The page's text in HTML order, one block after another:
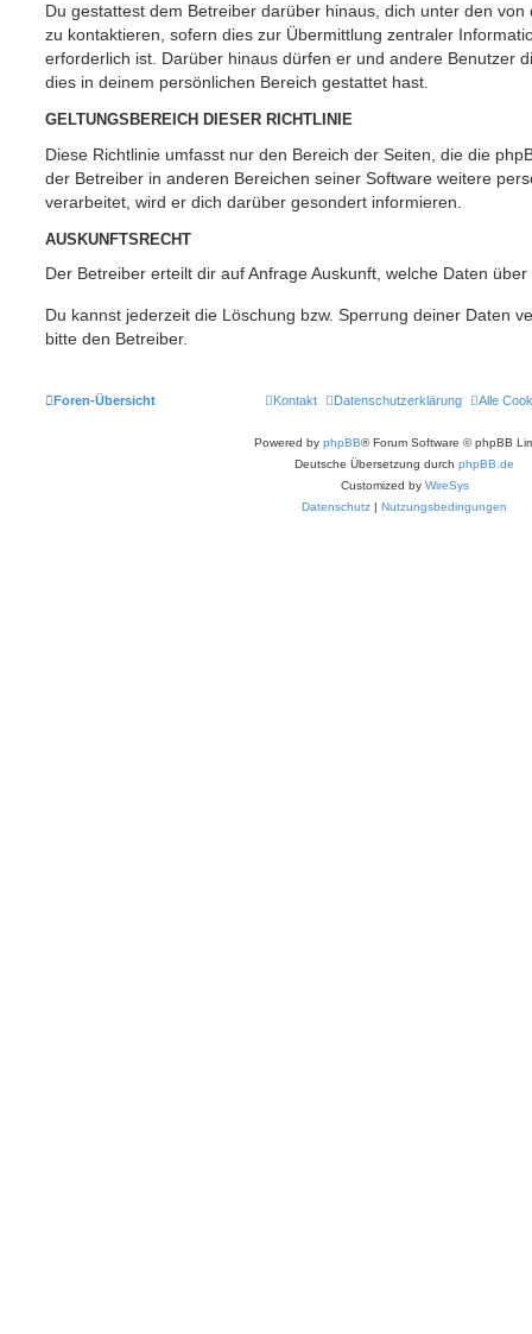
Du gestattest dem Betreiber darüber hinaus, dich unter den
zu kontaktieren, sofern dies zur Übermittlung zentraler
erforderlich ist. Darüber hinaus dürfen er und andere Benutzer
dies in deinem persönlichen Bereich gestattet hast.
GELTUNGSBEREICH DIESER RICHTLINIE
Diese Richtlinie umfasst nur den Bereich der Seiten, die die
der Betreiber in anderen Bereichen seiner Software weitere
verarbeitet, wird er dich darüber gesondert informieren.
AUSKUNFTSRECHT
Der Betreiber erteilt dir auf Anfrage Auskunft, welche Daten
Du kannst jederzeit die Löschung bzw. Sperrung deiner Daten
bitte den Betreiber.
Foren-Übersicht Alle
Datenschutzerklärung
Kontakt
Powered by phpBB® Forum Software © phpBB
Deutsche Übersetzung durch phpBB.de
Customized by WireSys
Datenschutz | Nutzungsbedingungen